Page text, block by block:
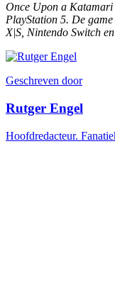
Once Upon a Katamari
PlayStation 5. De
X|S, Nintendo Switch
Geschreven door
Rutger Engel
Hoofdredacteur.